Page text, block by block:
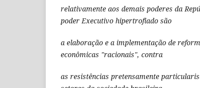
relativamente aos demais poderes da
poder Executivo hipertrofiado são
a elaboração e a implementação de
econômicas "racionais", contra
as resistências pretensamente